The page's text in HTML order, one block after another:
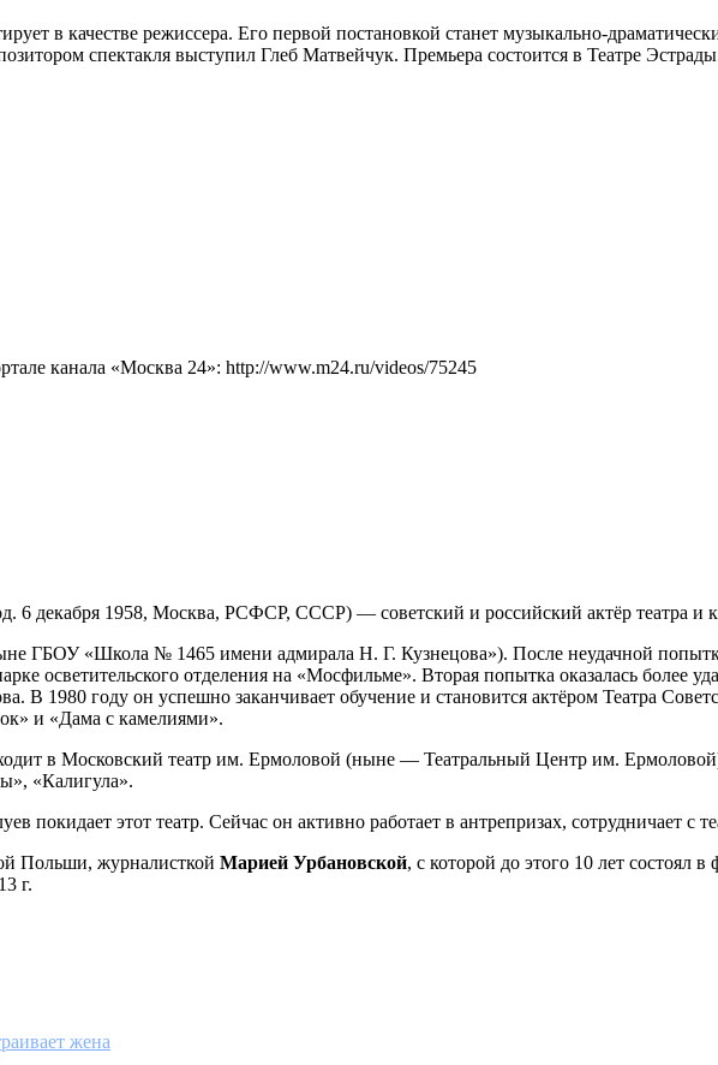
в качестве режиссера. Его первой постановкой станет музыкально-
спектакля выступил Глеб Матвейчук. Премьера состоится в Театре
канала «Москва 24»: http://www.m24.ru/videos/75245
6 декабря 1958, Москва, РСФСР, СССР) — советский и российский актёр театра и
ГБОУ «Школа № 1465 имени адмирала Н. Г. Кузнецова»). После неудачной
осветительского отделения на «Мосфильме». Вторая попытка оказалась
В 1980 году он успешно заканчивает обучение и становится актёром Театра
и «Дама с камелиями».
в Московский театр им. Ермоловой (ныне — Театральный Центр им.
«Калигула».
покидает этот театр. Сейчас он активно работает в антрепризах, сотрудничает с
Польши, журналисткой Марией Урбановской, с которой до этого 10 лет состоял
г.
жена